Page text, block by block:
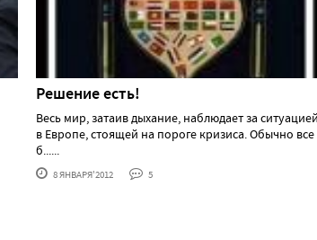
Решение есть!
Весь мир, затаив дыхание, наблюдает за ситуацией
в Европе, стоящей на пороге кризиса. Обычно все
б......
8 ЯНВАРЯ'2012 5